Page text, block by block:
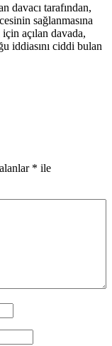
davacı tarafından,
sağlanmasına
açılan davada,
iddiasını ciddi bulan
* ile